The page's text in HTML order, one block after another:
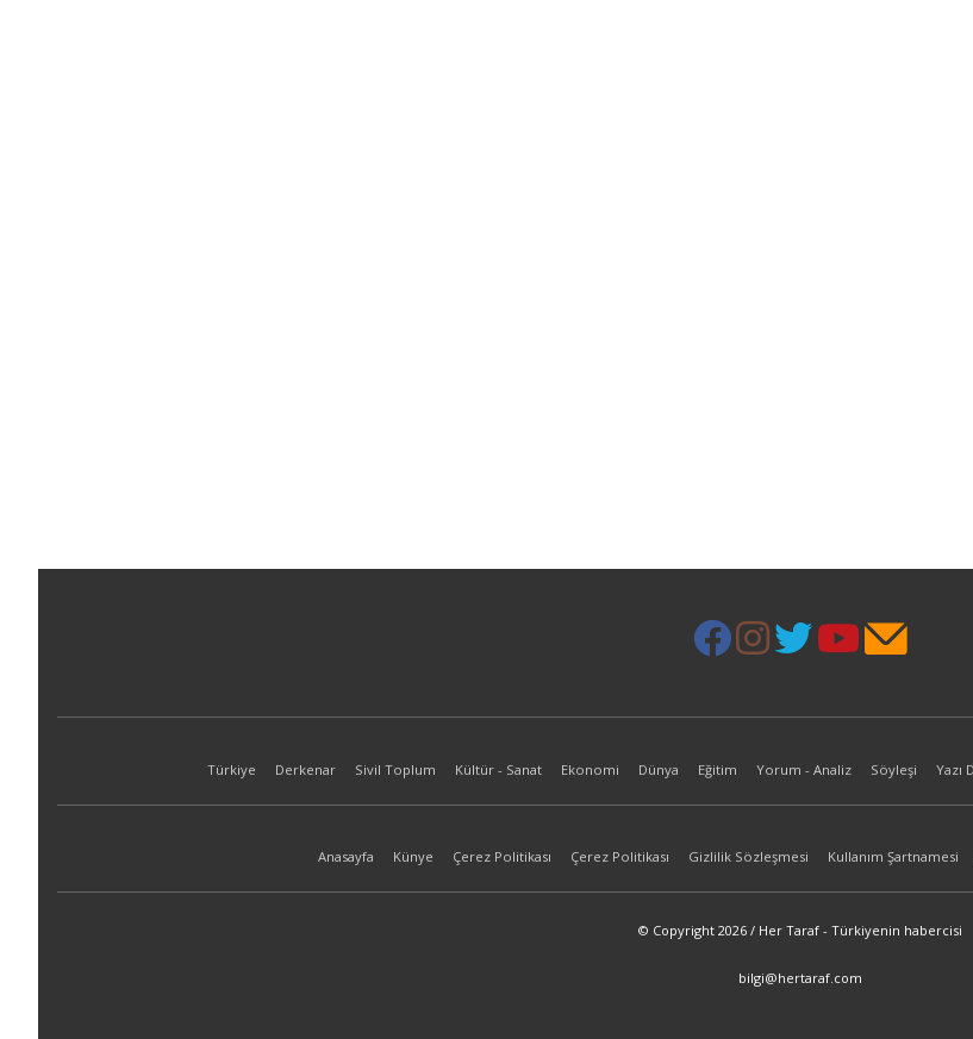
Türkiye Derkenar Sivil Toplum Kültür - Sanat Ekonomi Dünya Eğitim Yorum - Analiz Söyleşi Yazı
Anasayfa Künye Çerez Politikası Çerez Politikası Gizlilik Sözleşmesi Kullanım Şartnamesi
© Copyright 2026 / Her Taraf - Türkiyenin habercisi
bilgi@hertaraf.com